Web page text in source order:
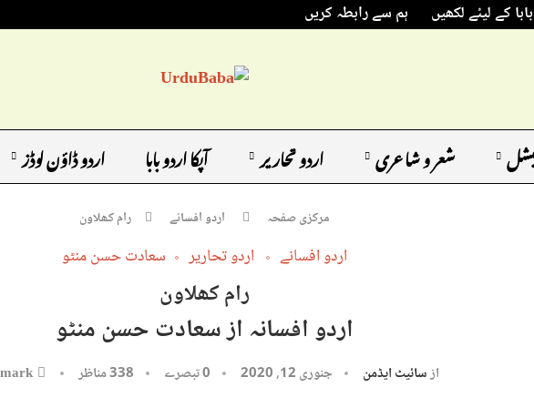
کے لیئے لکھیں ہم سے رابطہ کریں
شعر و شاعری اردو تحاریر آپکا اردو بابا اردو ڈاؤن لوڈز
مرکزی صفحہ اردو افسانے رام کھلاون
اردو افسانے اردو تحاریر سعادت حسن منٹو
رام کھلاون
اردو افسانہ از سعادت حسن منٹو
ازسائیٹ ایڈمن جنوری 12, 2020 0 تبصرے 338مناظر